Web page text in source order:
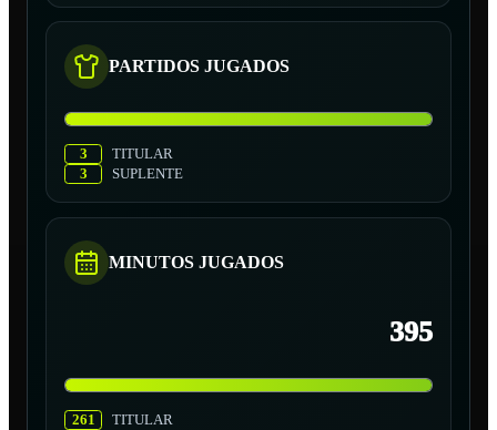
PARTIDOS JUGADOS
3
TITULAR
3
SUPLENTE
MINUTOS JUGADOS
395
261
TITULAR